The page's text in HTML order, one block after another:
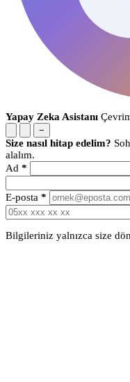
Yapay Zeka Asistanı
−
Size nasıl hitap edelim?
alalım.
Ad *
E-posta *
Bilgileriniz yalnızca size